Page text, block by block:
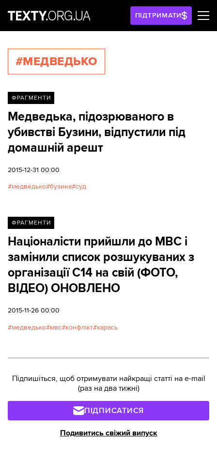
ПІДТРИМАТИ
#МЕДВЕДЬКО
ФРАГМЕНТИ
Медведька, підозрюваного в
убивстві Бузини, відпустили під
домашній арешт
2015-12-31 00:00
медведько бузина суд
ФРАГМЕНТИ
Націоналісти прийшли до МВС і
замінили список розшукуваних з
організації С14 на свій (ФОТО,
ВІДЕО) ОНОВЛЕНО
2015-11-26 00:00
медведько мвс конфлікт карась
Підпишіться, щоб отримувати найкращі статті на e-mail
(раз на два тижні)
ПІДПИСАТИСЯ
Подивитись свіжий випуск